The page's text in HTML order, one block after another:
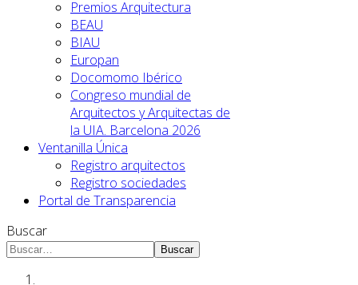
Premios Arquitectura
BEAU
BIAU
Europan
Docomomo Ibérico
Congreso mundial de
Arquitectos y Arquitectas de
la UIA. Barcelona 2026
Ventanilla Única
Registro arquitectos
Registro sociedades
Portal de Transparencia
Buscar
Buscar